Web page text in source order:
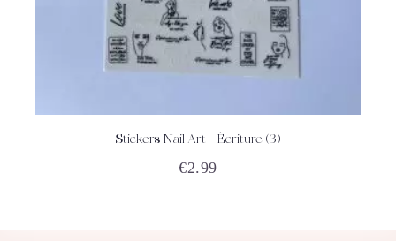
ACHETEZStickers Nail Art – Écriture (3)
€2.99